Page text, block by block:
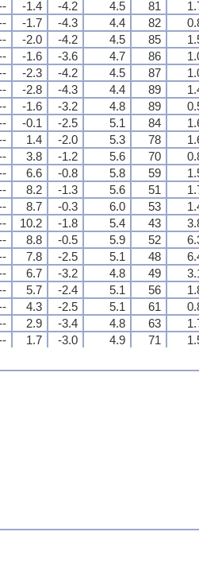
-1.4 -4.2 4.5 81
-1.7 -4.3 4.4 82
-2.0 -4.2 4.5 85
-1.6 -3.6 4.7 86
-2.3 -4.2 4.5 87
-2.8 -4.3 4.4 89
-1.6 -3.2 4.8 89
-0.1 -2.5 5.1 84
1.4 -2.0 5.3 78
3.8 -1.2 5.6 70
6.6 -0.8 5.8 59
8.2 -1.3 5.6 51
8.7 -0.3 6.0 53
10.2 -1.8 5.4 43
8.8 -0.5 5.9 52
7.8 -2.5 5.1 48
6.7 -3.2 4.8 49
5.7 -2.4 5.1 56
4.3 -2.5 5.1 61
2.9 -3.4 4.8 63
1.7 -3.0 4.9 71
0.3 -3.2 4.8 77
-1.4 -4.2 4.5 81
-1.7 -4.3 4.4 82
-2.0 -4.2 4.5 85
-1.6 -3.6 4.7 86
-2.3 -4.2 4.5 87
-2.8 -4.3 4.4 89
-1.6 -3.2 4.8 89
-0.1 -2.5 5.1 84
1.4 -2.0 5.3 78
3.8 -1.2 5.6 70
6.6 -0.8 5.8 59
8.2 -1.3 5.6 51
8.7 -0.3 6.0 53
10.2 -1.8 5.4 43
8.8 -0.5 5.9 52
7.8 -2.5 5.1 48
6.7 -3.2 4.8 49
5.7 -2.4 5.1 56
4.3 -2.5 5.1 61
2.9 -3.4 4.8 63
1.7 -3.0 4.9 71
0.3 -3.2 4.8 77
-1.4 -4.2 4.5 81
-1.7 -4.3 4.4 82
-2.0 -4.2 4.5 85
-1.6 -3.6 4.7 86
-2.3 -4.2 4.5 87
-2.8 -4.3 4.4 89
-1.6 -3.2 4.8 89
-0.1 -2.5 5.1 84
1.4 -2.0 5.3 78
3.8 -1.2 5.6 70
6.6 -0.8 5.8 59
8.2 -1.3 5.6 51
8.7 -0.3 6.0 53
10.2 -1.8 5.4 43
8.8 -0.5 5.9 52
7.8 -2.5 5.1 48
6.7 -3.2 4.8 49
5.7 -2.4 5.1 56
4.3 -2.5 5.1 61
2.9 -3.4 4.8 63
1.7 -3.0 4.9 71
0.3 -3.2 4.8 77
-1.4 -4.2 4.5 81
-1.7 -4.3 4.4 82
-2.0 -4.2 4.5 85
-1.6 -3.6 4.7 86
-2.3 -4.2 4.5 87
-2.8 -4.3 4.4 89
-1.6 -3.2 4.8 89
-0.1 -2.5 5.1 84
1.4 -2.0 5.3 78
3.8 -1.2 5.6 70
6.6 -0.8 5.8 59
8.2 -1.3 5.6 51
8.7 -0.3 6.0 53
10.2 -1.8 5.4 43
8.8 -0.5 5.9 52
7.8 -2.5 5.1 48
6.7 -3.2 4.8 49
5.7 -2.4 5.1 56
4.3 -2.5 5.1 61
2.9 -3.4 4.8 63
1.7 -3.0 4.9 71
0.3 -3.2 4.8 77